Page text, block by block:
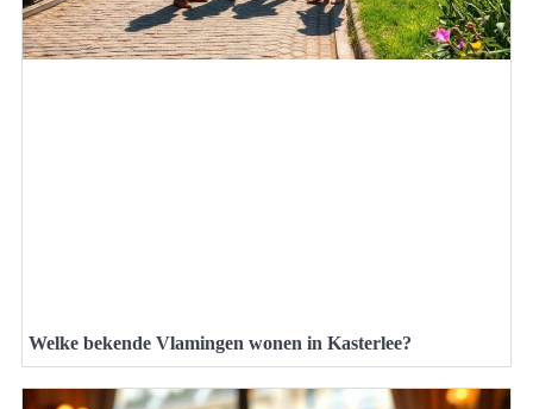
Welke bekende Vlamingen wonen in Kasterlee?